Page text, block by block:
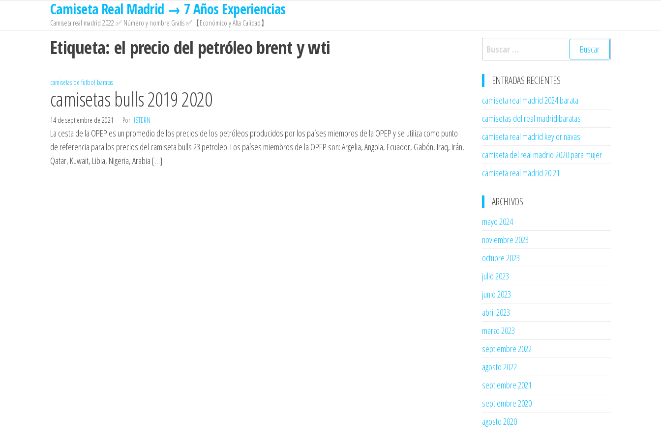
contenido
Camiseta Real Madrid → 7 Años Experiencias
Camiseta real madrid 2022 ✅ Número y nombre Gratis ✅【Económico y Alta Calidad】
Etiqueta: el precio del petróleo brent y wti
camisetas de futbol baratas
camisetas bulls 2019 2020
14 de septiembre de 2021 Por ISTERN
La cesta de la OPEP es un promedio de los precios de los petróleos producidos por los países miembros de la OPEP y se utiliza como punto
de referencia para los precios del camiseta bulls 23 petroleo. Los países miembros de la OPEP son: Argelia, Angola, Ecuador, Gabón, Iraq, Irán,
Qatar, Kuwait, Libia, Nigeria, Arabia […]
Buscar:
ENTRADAS RECIENTES
camiseta real madrid 2024 barata
camisetas del real madrid baratas
camiseta real madrid keylor navas
camiseta del real madrid 2020 para mujer
camiseta real madrid 20 21
ARCHIVOS
mayo 2024
noviembre 2023
octubre 2023
julio 2023
junio 2023
abril 2023
marzo 2023
septiembre 2022
agosto 2022
septiembre 2021
septiembre 2020
agosto 2020